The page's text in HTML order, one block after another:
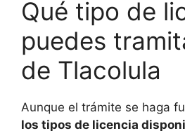
Qué tipo de
puedes
de Tlacolula
Aunque el trámite se haga
los tipos de licencia